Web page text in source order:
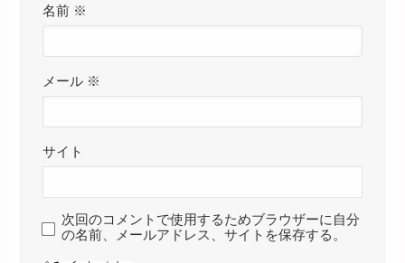
名前 ※
メール ※
サイト
次回のコメントで使用するためブラウザーに自分
の名前、メールアドレス、サイトを保存する。